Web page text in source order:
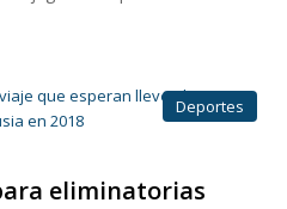
Deportes
eliminatorias